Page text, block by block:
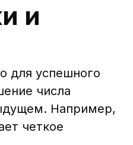
и
для успешного
числа
Например,
четкое